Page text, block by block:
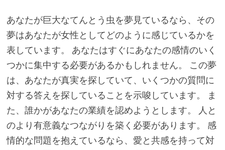
あなたが巨大なてんとう虫を夢見ているなら、その
夢はあなたが女性としてどのように感じているかを
表しています。 あなたはすぐにあなたの感情のいく
つかに集中する必要があるかもしれません。 この夢
は、あなたが真実を探していて、いくつかの質問に
対する答えを探していることを示唆しています。 ま
た、誰かがあなたの業績を認めようとします。 人と
のより有意義なつながりを築く必要があります。 感
情的な問題を抱えているなら、愛と共感を持って対